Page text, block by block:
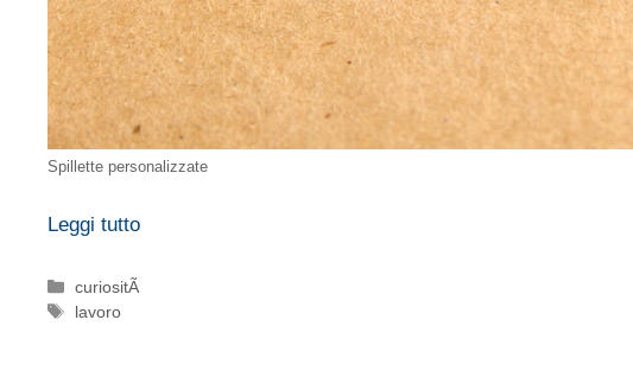
Spillette personalizzate
Leggi tutto
Categorie
curiositÃ
Tag
lavoro